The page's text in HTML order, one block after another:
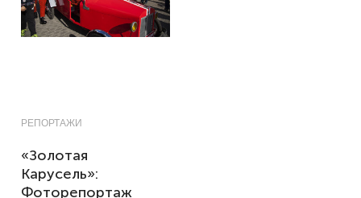
РЕПОРТАЖИ
«Золотая
Карусель»:
Фоторепортаж